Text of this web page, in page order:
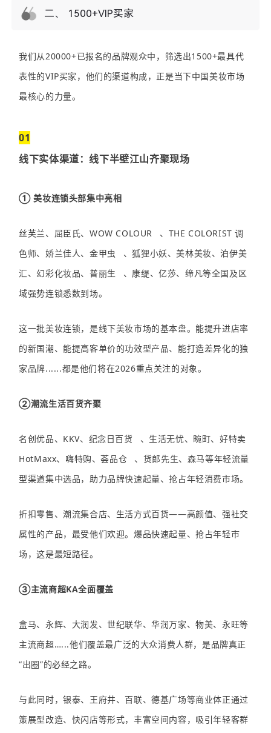
二、 1500+VIP买家
我们从20000+已报名的品牌观众中，筛选出1500+最具代
表性的VIP买家，他们的渠道构成，正是当下中国美妆市场
最核心的力量。
01
线下实体渠道：线下半壁江山齐聚现场
① 美妆连锁头部集中亮相
丝芙兰、屈臣氏、 WOW COLOUR
、THE COLORIST 调
色师、娇兰佳人、 金甲虫
、狐狸小妖、美林美妆、泊伊美
汇、幻彩化妆品、 普丽生
、康缇、亿莎、缔凡等全国及区
域强势连锁悉数到场。
这一批美妆连锁，是线下美妆市场的基本盘。能提升进店率
的新国潮、能提高客单价的功效型产品、能打造差异化的独
家品牌......都是他们将在2026重点关注的对象。
②潮流生活百货齐聚
名创优品、KKV、 纪念日百货
、生活无忧、畹町、好特卖
HotMaxx、嗨特购、荟品仓
、货郎先生、森马等年轻流量
型渠道集中选品，助力品牌快速起量、抢占年轻消费市场。
折扣零售、潮流集合店、生活方式百货——高颜值、强社交
属性的产品，最受他们欢迎。爆品快速起量、抢占年轻市
场，这是最短路径。
③主流商超KA全面覆盖
盒马、永辉、大润发、世纪联华、华润万家、物美、永旺等
主流商超…...他们覆盖最广泛的大众消费人群，是品牌真正
“出圈”的必经之路。
与此同时，银泰、王府井、百联、德基广场等商业体正通过
策展型改造、快闪店等形式，丰富空间内容，吸引年轻客群